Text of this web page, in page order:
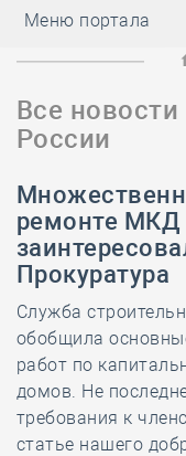
Меню портала
Все новости
России
ремонте МКД
Прокуратура
Служба
обобщила
работ по
домов. Не
требования к
статье нашего